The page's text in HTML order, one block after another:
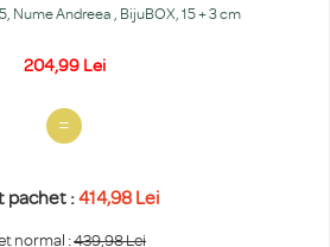
Nume Andreea , BijuBOX, 15 + 3 cm
204,99 Lei
=
pachet :414,98 Lei
normal :439,98 Lei